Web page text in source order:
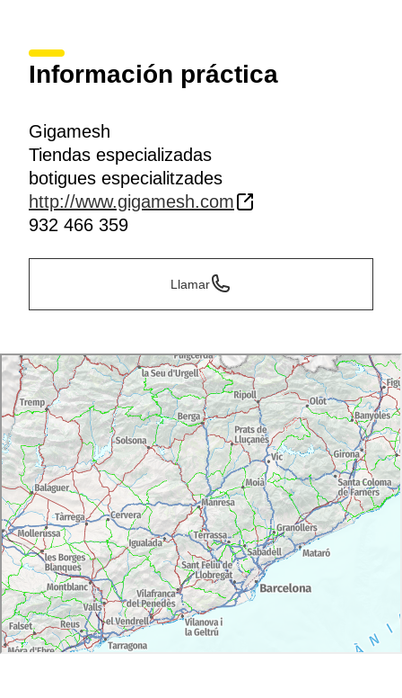
Información práctica
Gigamesh
Tiendas especializadas
botigues especialitzades
http://www.gigamesh.com
932 466 359
Llamar